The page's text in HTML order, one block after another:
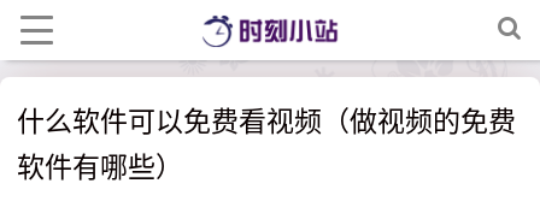
什么软件可以免费看视频（做视频的免费
软件有哪些）